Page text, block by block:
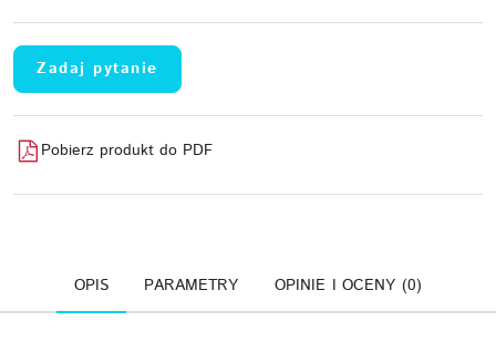
Zadaj pytanie
Pobierz produkt do PDF
OPIS PARAMETRY OPINIE I OCENY (0)